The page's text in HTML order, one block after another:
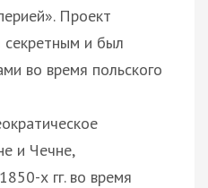
Проект
секретным и был
во время польского
и Чечне,
х гг. во время